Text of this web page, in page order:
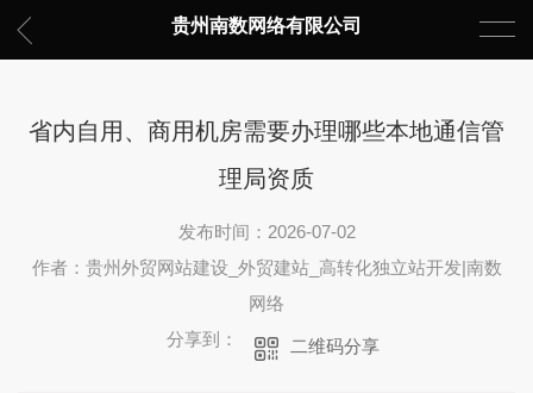
贵州南数网络有限公司
省内自用、商用机房需要办理哪些本地通信管
理局资质
发布时间：2026-07-02
作者：贵州外贸网站建设_外贸建站_高转化独立站开发|南数
网络
分享到：
二维码分享